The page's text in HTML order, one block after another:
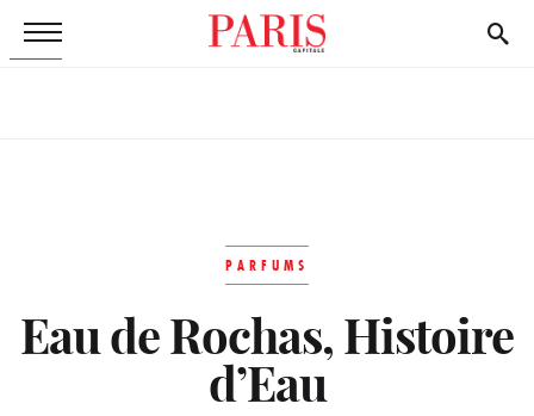
PARFUMS
Eau de Rochas, Histoire
d’Eau